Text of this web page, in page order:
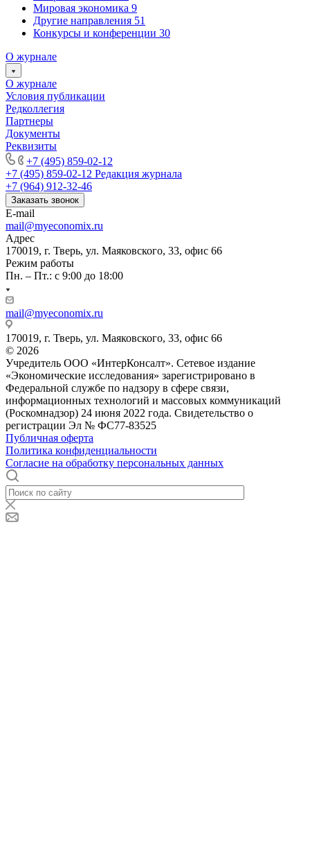
Мировая экономика 9
Другие направления 51
Конкурсы и конференции 30
О журнале
О журнале
Условия публикации
Редколлегия
Партнеры
Документы
Реквизиты
+7 (495) 859-02-12
+7 (495) 859-02-12 Редакция журнала
+7 (964) 912-32-46
Заказать звонок
E-mail
mail@myeconomix.ru
Адрес
170019, г. Тверь, ул. Маяковского, 33, офис 66
Режим работы
Пн. – Пт.: с 9:00 до 18:00
mail@myeconomix.ru
170019, г. Тверь, ул. Маяковского, 33, офис 66
© 2026
Учредитель ООО «ИнтерКонсалт». Сетевое издание
«Экономические исследования» зарегистрировано в
Федеральной службе по надзору в сфере связи,
информационных технологий и массовых коммуникаций
(Роскомнадзор) 24 июня 2022 года. Свидетельство о
регистрации Эл № ФС77-83525
Публичная оферта
Политика конфиденциальности
Согласие на обработку персональных данных